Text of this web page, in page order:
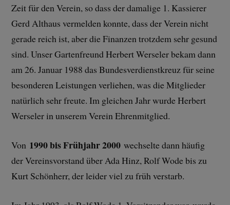
Zeit für den Verein, so dass der damalige 1. Kassierer
Gerd Althaus vermelden konnte, dass der Verein nicht
gerade reich ist, aber die Finanzen trotzdem sehr gesund
sind. Unser Gartenfreund Herbert Werseler bekam dann
am 26. Januar 1988 das Bundesverdienstkreuz für seine
besonderen Leistungen verliehen, was die Mitglieder
natürlich sehr freute. Im gleichen Jahr wurde Herbert
Werseler in unserem Verein Ehrenmitglied.
Von 1990 bis Frühjahr 2000 wechselte dann häufig
der Vereinsvorstand über Ada Hinz, Rolf Wode bis zu
Kurt Schönherr, der leider viel zu früh verstarb.